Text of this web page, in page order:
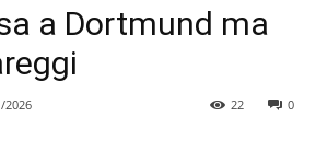
a Dortmund ma
2026 0
22